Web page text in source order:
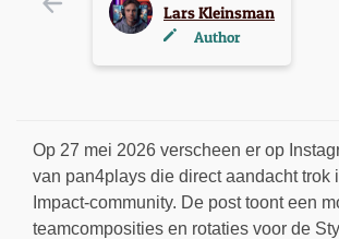
Lars Kleinsman
Author
Op 27 mei 2026 verscheen er op
van pan4plays die direct aandacht trok
Impact-community. De post toont een
teamcomposities en rotaties voor de